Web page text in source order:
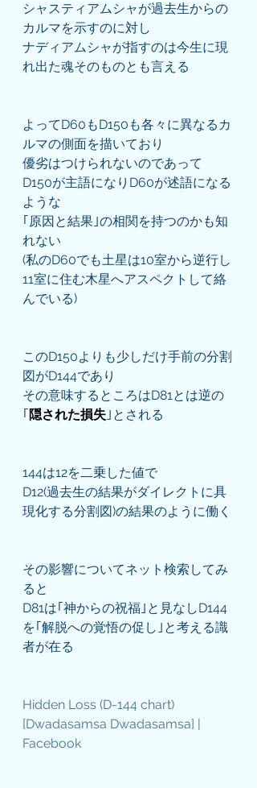
シャスティアムシャが過去生からの
カルマを示すのに対し
ナディアムシャが指すのは今生に現
れ出た魂そのものとも言える
よってD60もD150も各々に異なるカ
ルマの側面を描いており
優劣はつけられないのであって
D150が主語になりD60が述語になる
ような
｢原因と結果｣の相関を持つのかも知
れない
(私のD60でも土星は10室から逆行し
11室に住む木星へアスペクトして絡
んでいる)
このD150よりも少しだけ手前の分割
図がD144であり
その意味するところはD81とは逆の
｢ 隠された損失 ｣とされる
144は12を二乗した値で
D12(過去生の結果がダイレクトに具
現化する分割図)の結果のように働く
その影響についてネット検索してみ
ると
D81は｢神からの祝福｣と見なしD144
を｢解脱への覚悟の促し｣と考える識
者が在る
Hidden Loss (D-144 chart)
[Dwadasamsa Dwadasamsa] |
Facebook